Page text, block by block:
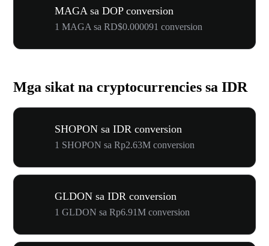
MAGA sa DOP conversion
1 MAGA sa RD$0.000091 conversion
Mga sikat na cryptocurrencies sa IDR
SHOPON sa IDR conversion
1 SHOPON sa Rp2.63M conversion
GLDON sa IDR conversion
1 GLDON sa Rp6.91M conversion